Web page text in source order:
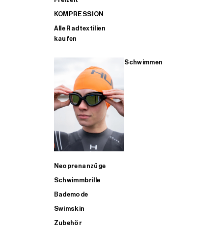
KOMPRESSION
Alle Radtextilien
kaufen
Schwimmen
Neoprenanzüge
Schwimmbrille
Bademode
Swimskin
Zubehör